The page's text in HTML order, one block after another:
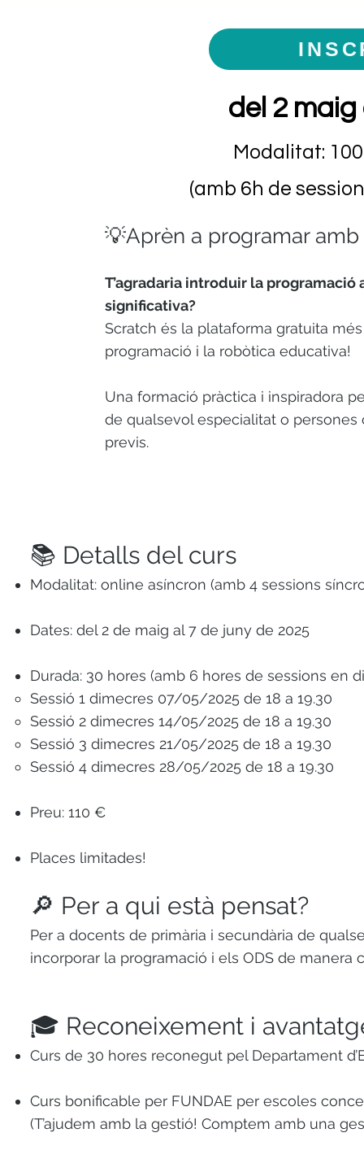
del 2 maig
Modalitat:
(amb 6h de
💡Aprèn a programar
T’agradaria introduir la programació
significativa?
Scratch és la plataforma gratuita
programació i la robòtica educativa!
Una formació pràctica i inspiradora
de qualsevol especialitat o
previs.
📚 Detalls del curs
Modalitat: online asíncron (amb 4 sessions
Dates: del 2 de maig al 7 de juny de 2025
Durada: 30 hores (amb 6 hores de sessions en
Sessió 1 dimecres 07/05/2025 de 18 a 19.30
Sessió 2 dimecres 14/05/2025 de 18 a 19.30
Sessió 3 dimecres 21/05/2025 de 18 a 19.30
Sessió 4 dimecres 28/05/2025 de 18 a 19.30
Preu: 110 €
Places limitades!
🔎 Per a qui està pensat?
Per a docents de primària i secundària de
incorporar la programació i els ODS de manera
🎓 Reconeixement i
Curs de 30 hores reconegut pel Departament
Curs bonificable per FUNDAE per escoles
(T’ajudem amb la gestió! Comptem amb una